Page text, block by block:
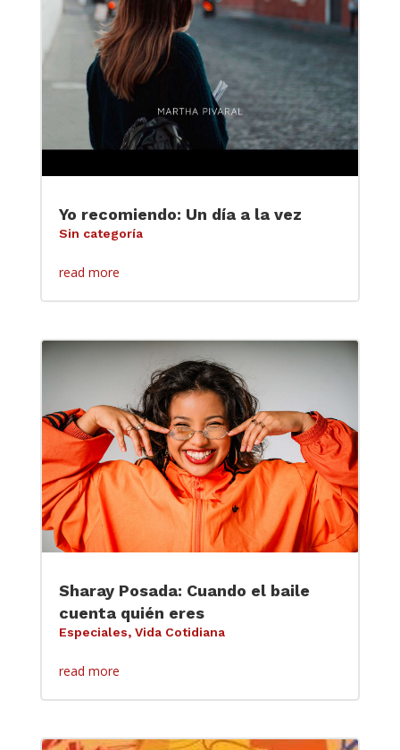
Yo recomiendo: Un día a la vez
Sin categoría
read more
Sharay Posada: Cuando el baile
cuenta quién eres
Especiales, Vida Cotidiana
read more